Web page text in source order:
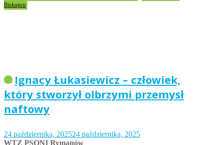
Biskupcu
Ignacy Łukasiewicz – człowiek,
który stworzył olbrzymi przemysł
naftowy
24 października, 202524 października, 2025
WTZ PSONI Rymanów